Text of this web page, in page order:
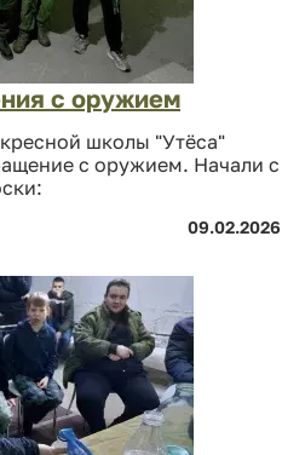
с оружием
школы "Утёса"
с оружием. Начали с
09.02.2026